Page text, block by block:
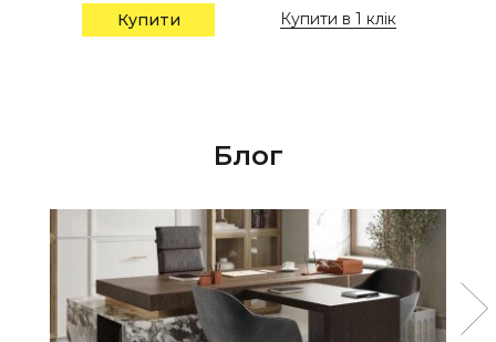
Купити Купити в 1 клік
Блог